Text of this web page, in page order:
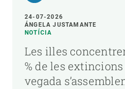
24-07-2026
ÁNGELA JUSTAMANTE
NOTÍCIA
Les illes
% de les
vegada